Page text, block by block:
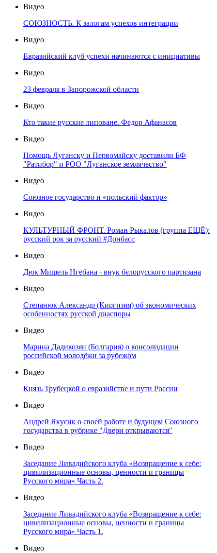
Видео
СОЮЗНОСТЬ. К залогам успехов интеграции
Видео
Евразийский клуб успехи начинаются с инициативы
Видео
23 февраля в Запорожской области
Видео
Кто такие русские липоване. Федор Афанасов
Видео
Помощь Луганску и Первомайску доставили БФ
"Ратибор" и РОО "Луганское землячество"
Видео
Союзное государство и «польский фактор»
Видео
КУЛЬТУРНЫЙ ФРОНТ. Роман Рыкалов (группа ЕЩЁ):
русский рок за русский #Донбасс
Видео
Дюк Мишель Нгебана - внук белорусского партизана
Видео
Степанюк Александр (Киргизия) об экономических
особенностях русской диаспоры
Видео
Марина Дадикозян (Болгария) о консолидации
российской молодёжи за рубежом
Видео
Князь Трубецкой о евразийстве и пути России
Видео
Андрей Якусик о своей работе и будущем Союзного
государства в рубрике "Двери открываются"
Видео
Заседание Ливадийского клуба «Возвращение к себе:
цивилизационные основы, ценности и границы
Русского мира» Часть 2.
Видео
Заседание Ливадийского клуба «Возвращение к себе:
цивилизационные основы, ценности и границы
Русского мира» Часть 1.
Видео